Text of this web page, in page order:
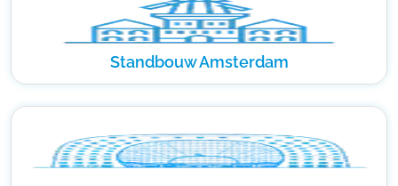
Standbouw Amsterdam